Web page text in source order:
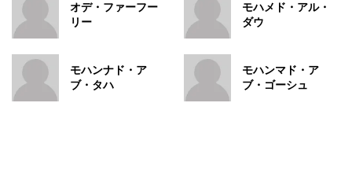
オデ・ファーフー
リー
モハメド・アル・
ダウ
モハンナド・ア
ブ・タハ
モハンマド・ア
ブ・ゴーシュ